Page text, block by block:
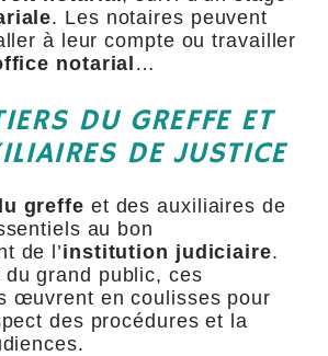
. Les notaires peuvent
à leur compte ou travailler
notarial …
DU GREFFE ET
DE JUSTICE
greffe et des auxiliaires de
au bon
de l’institution judiciaire.
du grand public, ces
œuvrent en coulisses pour
des procédures et la